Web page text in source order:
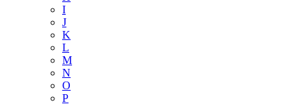
I
J
K
L
M
N
O
P